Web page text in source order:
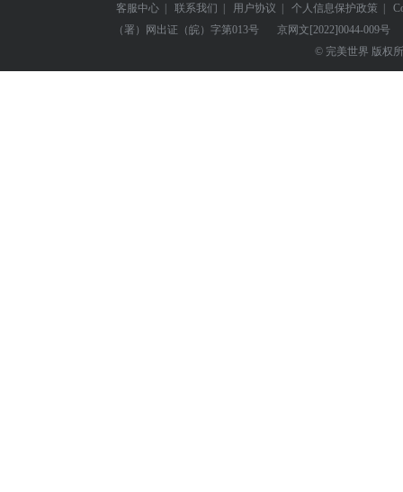
客服中心 | 联系我们 | 用户协议 | 个人信息保护政策 |
（署）网出证（皖）字第013号
京网文[2022]0044-009号
© 完美世界 版权所